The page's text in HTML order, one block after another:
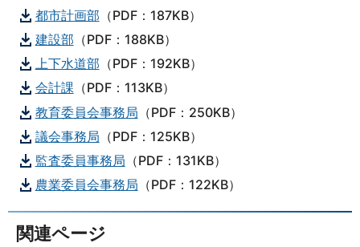
都市計画部 （PDF：187KB）
建設部 （PDF：188KB）
上下水道部 （PDF：192KB）
会計課 （PDF：113KB）
教育委員会事務局 （PDF：250KB）
議会事務局 （PDF：125KB）
監査委員事務局 （PDF：131KB）
農業委員会事務局 （PDF：122KB）
関連ページ